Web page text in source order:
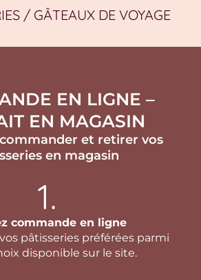
/ GÂTEAUX DE VOYAGE
EN LIGNE –
EN MAGASIN
et retirer vos
en magasin
1.
commande en ligne
pâtisseries préférées parmi
disponible sur le site.